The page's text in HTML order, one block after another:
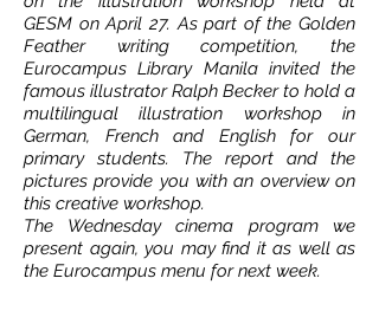
GESM on April 27. As part of the Golden
Feather writing competition, the
Eurocampus Library Manila invited the
famous illustrator Ralph Becker to hold a
multilingual illustration workshop in
German, French and English for our
primary students. The report and the
pictures provide you with an overview on
this creative workshop.
The Wednesday cinema program we
present again, you may find it as well as
the Eurocampus menu for next week.